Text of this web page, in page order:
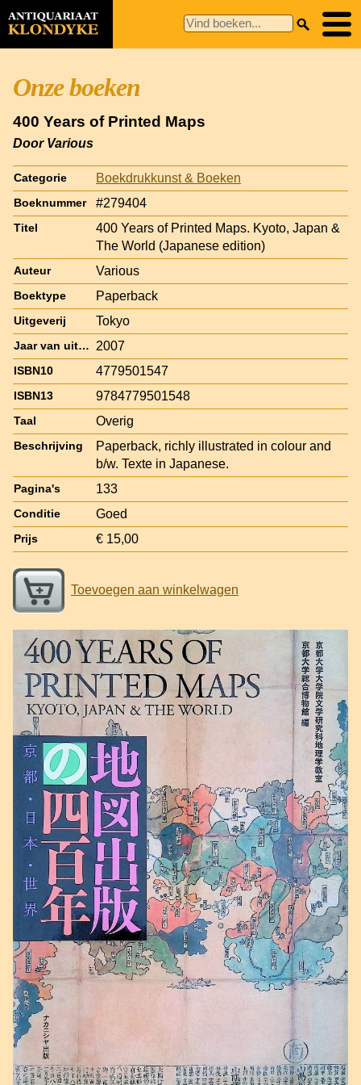
Onze boeken
400 Years of Printed Maps
Door Various
Categorie Boekdrukkunst & Boeken
Boeknummer #279404
Titel
400 Years of Printed Maps. Kyoto, Japan &
The World (Japanese edition)
Auteur Various
Boektype Paperback
Uitgeverij Tokyo
Jaar van uitgave 2007
ISBN10 4779501547
ISBN13 9784779501548
Taal Overig
Beschrijving
Paperback, richly illustrated in colour and
b/w. Texte in Japanese.
Pagina's 133
Conditie Goed
Prijs € 15,00
Toevoegen aan winkelwagen